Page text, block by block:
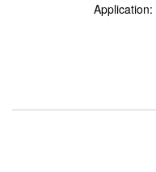
Application: